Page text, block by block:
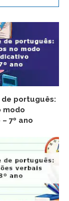
português:
modo
7º ano